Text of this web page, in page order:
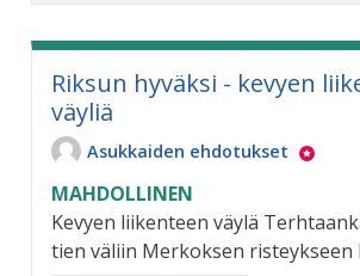
Riksun hyväksi - kevyen
väyliä
Asukkaiden ehdotukset
MAHDOLLINEN
Kevyen liikenteen väylä
tien väliin Merkoksen risteykseen